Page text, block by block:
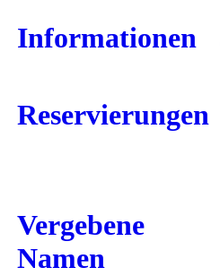
Informationen
Reservierungen
Vergebene
Namen